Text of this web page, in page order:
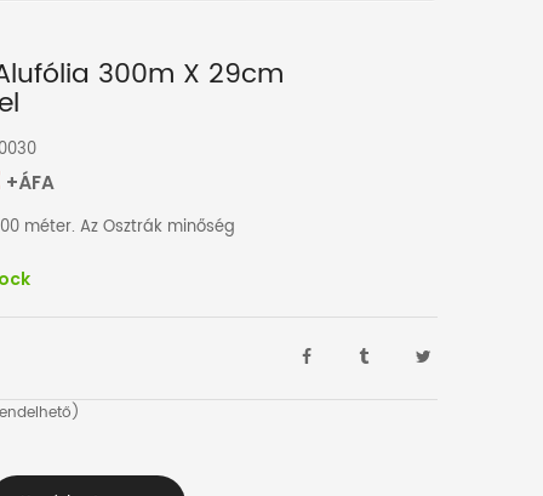
Alufólia 300m X 29cm
+ÁFA
méter. Az Osztrák minőség